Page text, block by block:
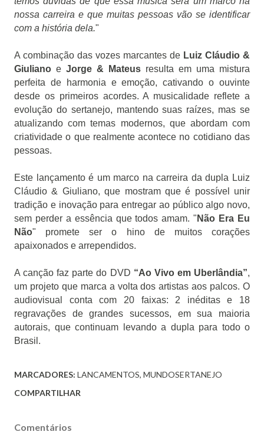
nossa carreira e que muitas pessoas vão se identificar
com a história dela."
A combinação das vozes marcantes de Luiz Cláudio &
Giuliano e Jorge & Mateus resulta em uma mistura
perfeita de harmonia e emoção, cativando o ouvinte
desde os primeiros acordes. A musicalidade reflete a
evolução do sertanejo, mantendo suas raízes, mas se
atualizando com temas modernos, que abordam com
criatividade o que realmente acontece no cotidiano das
pessoas.
Este lançamento é um marco na carreira da dupla Luiz
Cláudio & Giuliano, que mostram que é possível unir
tradição e inovação para entregar ao público algo novo,
sem perder a essência que todos amam. " Não Era Eu
Não" promete ser o hino de muitos corações
apaixonados e arrependidos.
A canção faz parte do DVD “Ao Vivo em Uberlândia”,
um projeto que marca a volta dos artistas aos palcos. O
audiovisual conta com 20 faixas: 2 inéditas e 18
regravações de grandes sucessos, em sua maioria
autorais, que continuam levando a dupla para todo o
Brasil.
MARCADORES: LANCAMENTOS MUNDOSERTANEJO
COMPARTILHAR
Comentários